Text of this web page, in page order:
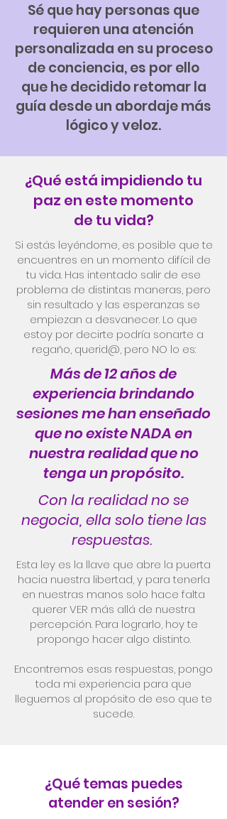
Sé que hay personas que
requieren una atención
personalizada en su proceso
de conciencia, es por ello
que he decidido retomar la
guía desde un abordaje más
lógico y veloz.
¿Qué está impidiendo tu
paz en este momento
de tu vida?
Si estás leyéndome, es posible que te
encuentres en un momento difícil de
tu vida. Has intentado salir de ese
problema de distintas maneras, pero
sin resultado y las esperanzas se
empiezan a desvanecer. Lo que
estoy por decirte podría sonarte a
regaño, querid@, pero NO lo es:
Más de 12 años de
experiencia brindando
sesiones me han enseñado
que no existe NADA en
nuestra realidad que no
tenga un propósito.
Con la realidad no se
negocia, ella solo tiene las
respuestas.
Esta ley es la llave que abre la puerta
hacia nuestra libertad, y para tenerla
en nuestras manos solo hace falta
querer VER más allá de nuestra
percepción. Para lograrlo, hoy te
propongo hacer algo distinto.
Encontremos esas respuestas, pongo
toda mi experiencia para que
lleguemos al propósito de eso que te
sucede.
¿Qué temas puedes
atender en sesión?